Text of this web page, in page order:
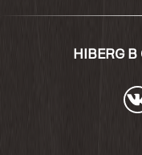
HIBERG